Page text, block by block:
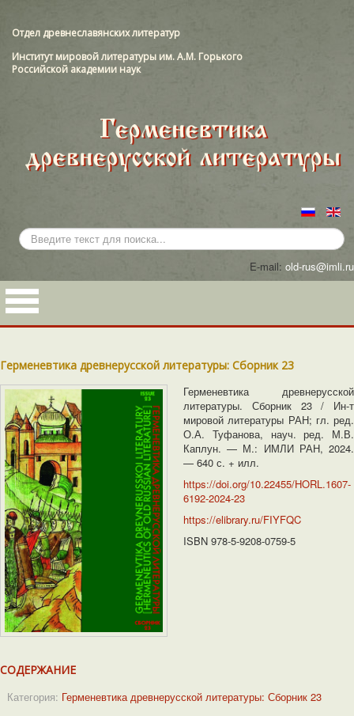
Отдел древнеславянских литератур
Институт мировой литературы им. А.М. Горького
Российской академии наук
Искать...
E-mail: old-rus@imli.ru
Герменевтика древнерусской литературы: Сборник 23
Герменевтика древнерусской
литературы. Сборник 23 / Ин-т
мировой литературы РАН; гл. ред.
О.А. Туфанова, науч. ред. М.В.
Каплун. — М.: ИМЛИ РАН, 2024.
— 640 с. + илл.
https://doi.org/10.22455/HORL.1607-
6192-2024-23
https://elibrary.ru/FIYFQC
ISBN 978-5-9208-0759-5
СОДЕРЖАНИЕ
Категория: Герменевтика древнерусской литературы: Сборник 23